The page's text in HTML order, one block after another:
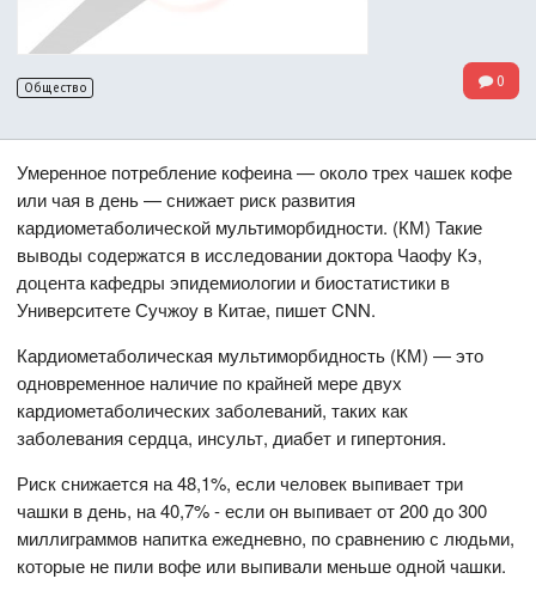
Общество 0
Умеренное потребление кофеина — около трех чашек кофе
или чая в день — снижает риск развития
кардиометаболической мультиморбидности. (КМ) Такие
выводы содержатся в исследовании доктора Чаофу Кэ,
доцента кафедры эпидемиологии и биостатистики в
Университете Сучжоу в Китае, пишет CNN.
Кардиометаболическая мультиморбидность (КМ) — это
одновременное наличие по крайней мере двух
кардиометаболических заболеваний, таких как
заболевания сердца, инсульт, диабет и гипертония.
Риск снижается на 48,1%, если человек выпивает три
чашки в день, на 40,7% - если он выпивает от 200 до 300
миллиграммов напитка ежедневно, по сравнению с людьми,
которые не пили вофе или выпивали меньше одной чашки.